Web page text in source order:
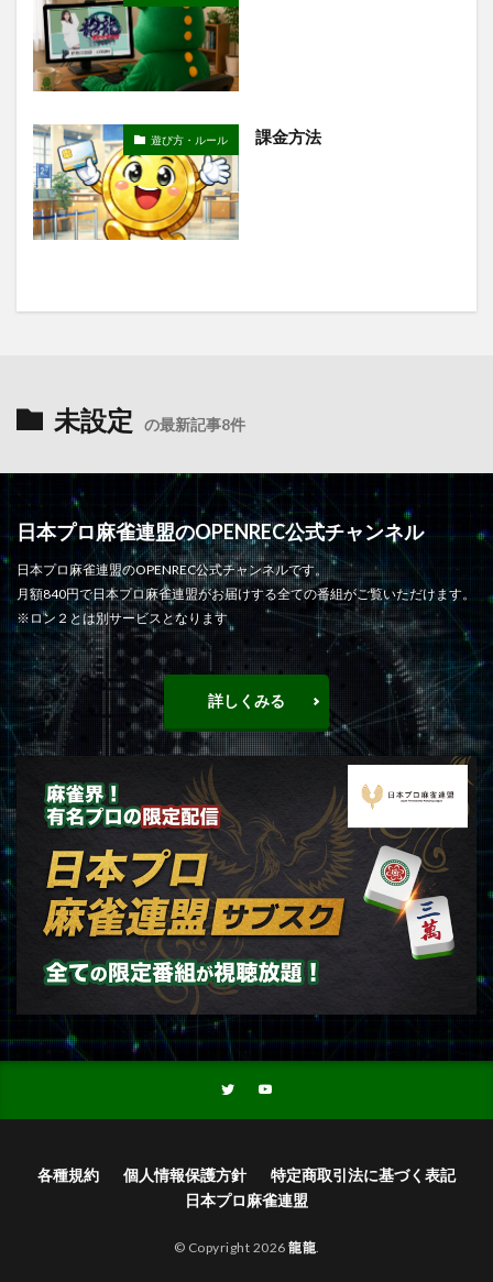
遊び方・ルール 課金方法
未設定 の最新記事8件
日本プロ麻雀連盟のOPENREC公式チャンネル
日本プロ麻雀連盟のOPENREC公式チャンネルです。
月額840円で日本プロ麻雀連盟がお届けする全ての番組がご覧いただけます。
※ロン２とは別サービスとなります
詳しくみる
各種規約 個人情報保護方針
特定商取引法に基づく表記
日本プロ麻雀連盟
© Copyright 2026 龍龍.